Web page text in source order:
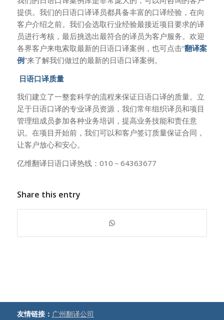
提供。我们的日语口译译员都具备丰富的口译经验，在向
客户介绍之前。我们会选取行业经验最接近项目要求的译
员进行考核，最后挑选出最符合的译员为客户服务。欢迎
各界客户来电索取最新的日语口译案例，也可点击“翻译案
例”来了解我们做过的最新的日语口译案例。
日语口译质量
我们建立了一整套科学的流程来保证日语口译的质量。立
足于日语口译的专业译员资源，我们常年组织译员和项目
管理组成员参加各种业务培训，提高业务技能和责任意
识。在项目开始前，我们可以和客户签订质量保证合同，
让客户放心和安心。
亿维翻译日语口译热线：010－64363677
Share this entry
友情链接： 广州翻译公司